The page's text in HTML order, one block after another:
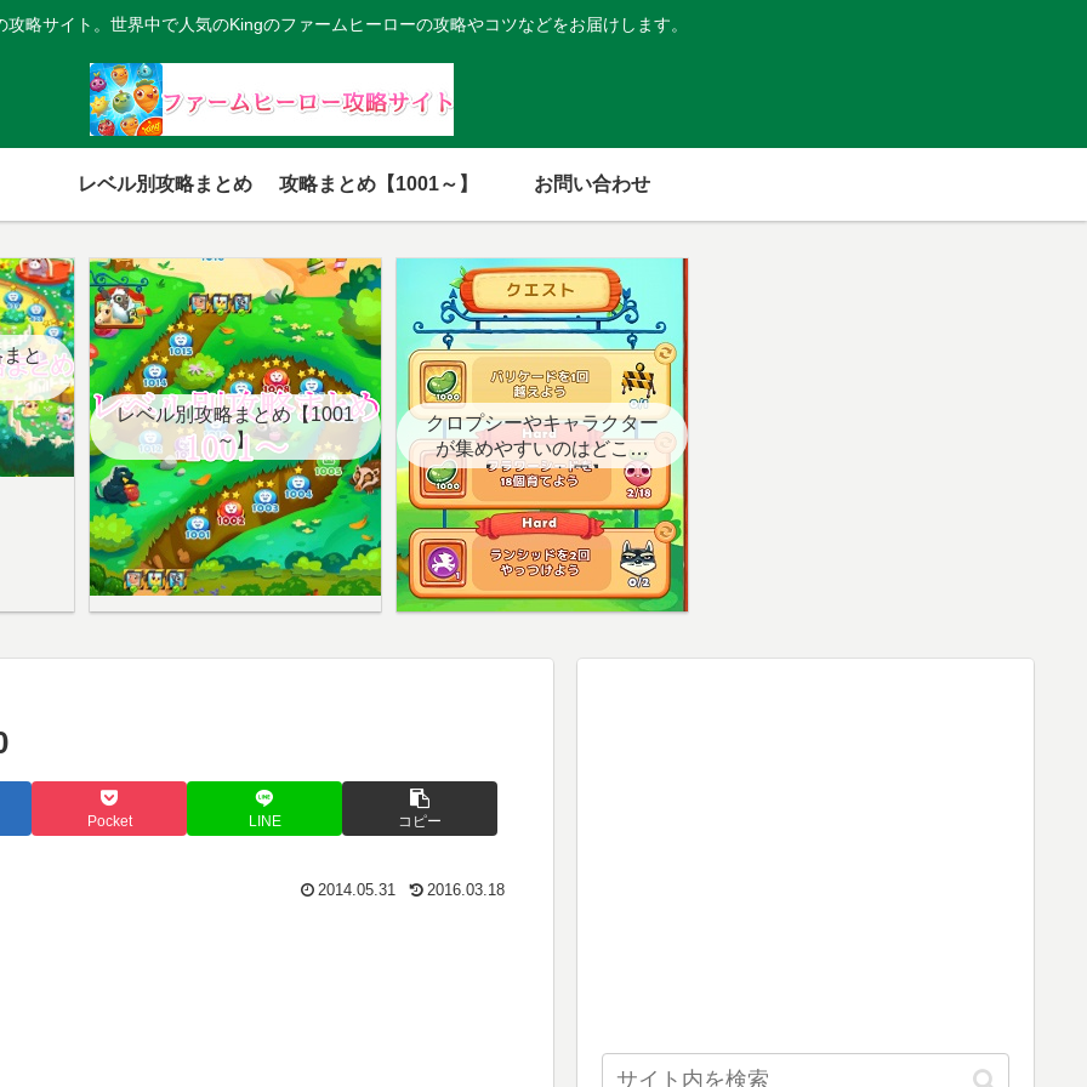
攻略サイト。世界中で人気のKingのファームヒーローの攻略やコツなどをお届けします。
レベル別攻略まとめ 攻略まとめ【1001～】 お問い合わせ
と
レベル別攻略まとめ【1001
～】
クロプシーやキャラクター
が集めやすいのはどこ？
【クエスト用】
Pocket LINE コピー
2014.05.31 2016.03.18